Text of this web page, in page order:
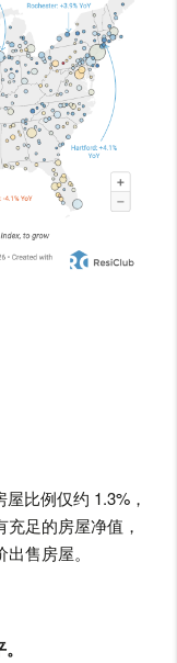
比例仅约 1.3%，
足的房屋净值，
售房屋。